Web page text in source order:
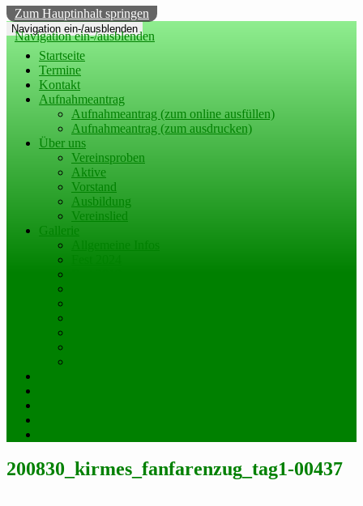
Zum Hauptinhalt springen
Navigation ein-/ausblenden
Navigation ein-/ausblenden
Startseite
Termine
Kontakt
Aufnahmeantrag
Aufnahmeantrag (zum online ausfüllen)
Aufnahmeantrag (zum ausdrucken)
Über uns
Vereinsproben
Aktive
Vorstand
Ausbildung
Vereinslied
Gallerie
200830_kirmes_fanfarenzug_tag1-00437